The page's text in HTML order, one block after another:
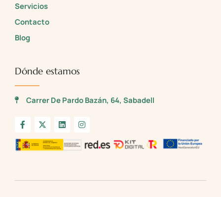
Servicios
Contacto
Blog
Dónde estamos
Carrer De Pardo Bazán, 64, Sabadell